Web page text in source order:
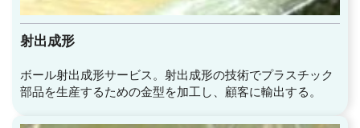
射出成形
ボール射出成形サービス。射出成形の技術でプラスチック
部品を生産するための金型を加工し、顧客に輸出する。